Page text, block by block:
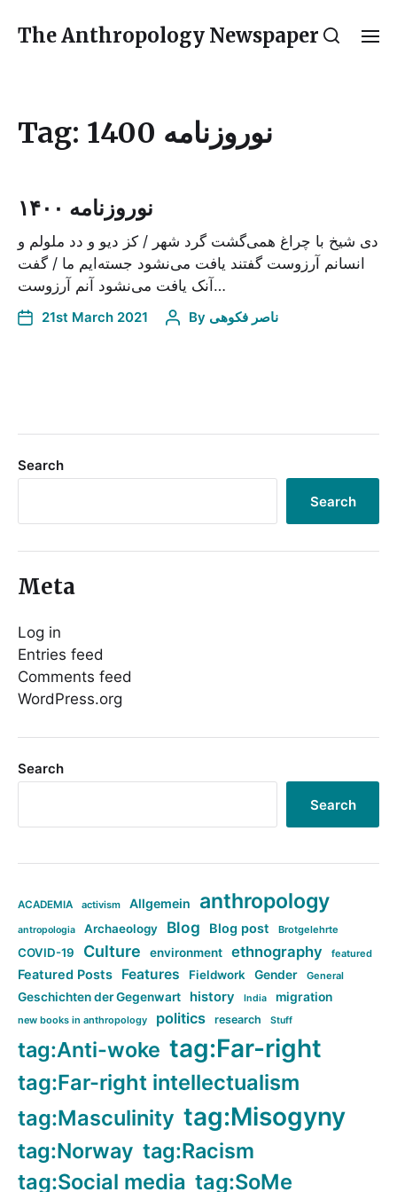
The Anthropology Newspaper
Tag: نوروزنامه 1400
نوروزنامه ۱۴۰۰
دی شیخ با چراغ همی‌گشت گرد شهر / کز دیو و دد ملولم و
انسانم آرزوست گفتند یافت می‌نشود جسته‌ایم ما / گفت
آنک یافت می‌نشود آنم آرزوست…
21st March 2021 By ناصر فکوهی
Search
Search
Meta
Log in
Entries feed
Comments feed
WordPress.org
Search
Search
ACADEMIA activism Allgemein anthropology
antropologia Archaeology Blog Blog post Brotgelehrte
COVID-19 Culture environment ethnography featured
Featured Posts Features Fieldwork Gender General
Geschichten der Gegenwart history India migration
new books in anthropology politics research Stuff
tag:Anti-woke tag:Far-right
tag:Far-right intellectualism
tag:Masculinity tag:Misogyny
tag:Norway tag:Racism
tag:Social media tag:SoMe